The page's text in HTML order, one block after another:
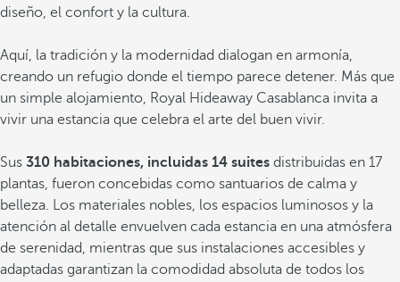
diseño, el confort y la cultura.
Aquí, la tradición y la modernidad dialogan en armonía,
creando un refugio donde el tiempo parece detener. Más que
un simple alojamiento, Royal Hideaway Casablanca invita a
vivir una estancia que celebra el arte del buen vivir.
Sus 310 habitaciones, incluidas 14 suites distribuidas en 17
plantas, fueron concebidas como santuarios de calma y
belleza. Los materiales nobles, los espacios luminosos y la
atención al detalle envuelven cada estancia en una atmósfera
de serenidad, mientras que sus instalaciones accesibles y
adaptadas garantizan la comodidad absoluta de todos los